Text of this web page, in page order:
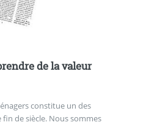
de la valeur
constitue un des
de siècle. Nous sommes